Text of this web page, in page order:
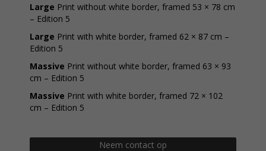
Large Print without white border, framed 53 × 78 cm
– Edition 5
Large Print with white border, framed 62 × 87 cm –
Edition 5
Massive Print without white border, framed 63 × 93
cm – Edition 5
Massive Print with white border, framed 72 × 102
cm – Edition 5
Neem contact op